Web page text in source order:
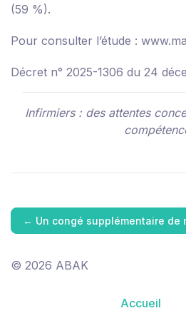
(59 %).
Pour consulter l’étude :
Décret n° 2025-1306 du 24
Infirmiers : des attentes
← Un congé supplémentaire de
© 2026 ABAK
Accueil